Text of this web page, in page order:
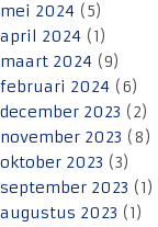
mei 2024 (5)
april 2024 (1)
maart 2024 (9)
februari 2024 (6)
december 2023 (2)
november 2023 (8)
oktober 2023 (3)
september 2023 (1)
augustus 2023 (1)